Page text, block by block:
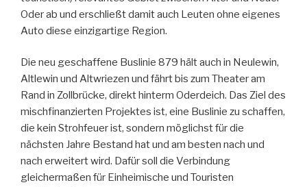
Oder ab und erschließt damit auch Leuten ohne eigenes
Auto diese einzigartige Region.
Die neu geschaffene Buslinie 879 hält auch in Neulewin,
Altlewin und Altwriezen und fährt bis zum Theater am
Rand in Zollbrücke, direkt hinterm Oderdeich. Das Ziel des
mischfinanzierten Projektes ist, eine Buslinie zu schaffen,
die kein Strohfeuer ist, sondern möglichst für die
nächsten Jahre Bestand hat und am besten nach und
nach erweitert wird. Dafür soll die Verbindung
gleichermaßen für Einheimische und Touristen